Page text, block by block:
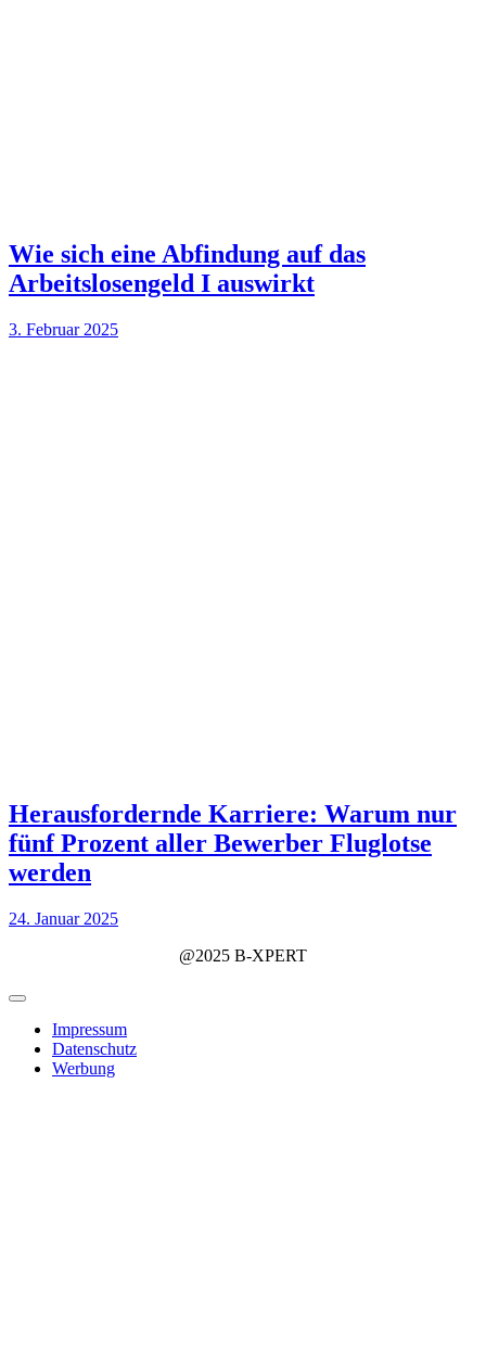
Wie sich eine Abfindung auf das
Arbeitslosengeld I auswirkt
3. Februar 2025
Herausfordernde Karriere: Warum nur
fünf Prozent aller Bewerber Fluglotse
werden
24. Januar 2025
@2025 B-XPERT
Impressum
Datenschutz
Werbung